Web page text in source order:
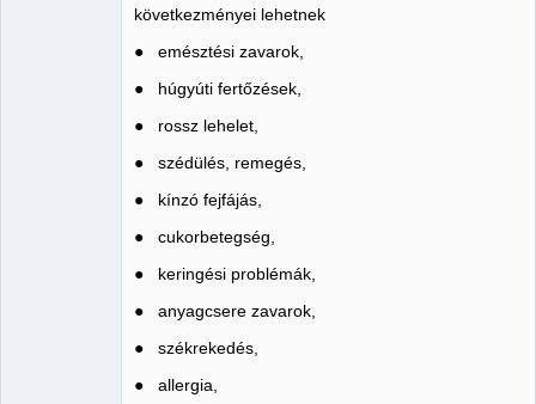
következményei lehetnek
● emésztési zavarok,
● húgyúti fertőzések,
● rossz lehelet,
● szédülés, remegés,
● kínzó fejfájás,
● cukorbetegség,
● keringési problémák,
● anyagcsere zavarok,
● székrekedés,
● allergia,